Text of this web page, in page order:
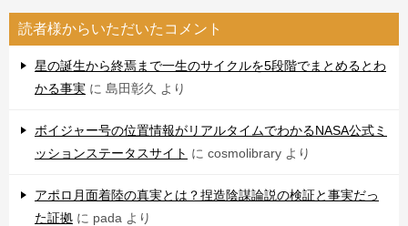
読者様からいただいたコメント
星の誕生から終焉まで一生のサイクルを5段階でまとめるとわ
かる事実 に 島田彰久 より
ボイジャー号の位置情報がリアルタイムでわかるNASA公式ミ
ッションステータスサイト に cosmolibrary より
アポロ月面着陸の真実とは？捏造陰謀論説の検証と事実だっ
た証拠 に pada より